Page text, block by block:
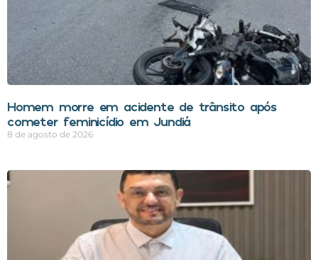
Homem morre em acidente de trânsito após
cometer feminicídio em Jundiá
8 de agosto de 2026